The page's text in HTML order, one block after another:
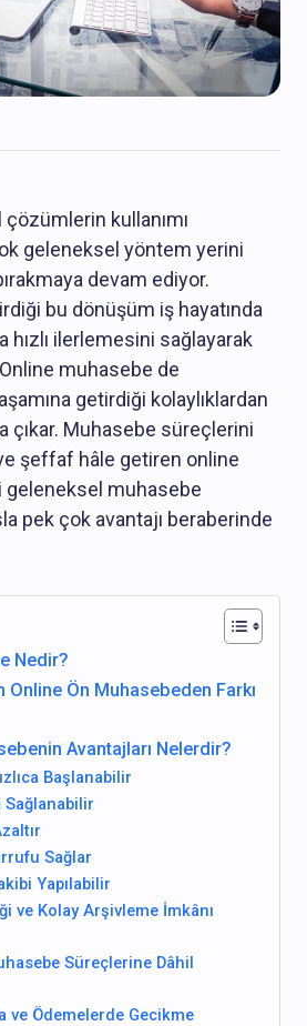
kullanımı
geleneksel yöntem yerini
devam ediyor.
bu dönüşüm iş hayatında
hızlı ilerlemesini sağlayarak
muhasebe de
getirdiği kolaylıklardan
çıkar. Muhasebe süreçlerini
şeffaf hâle getiren online
muhasebe
pek çok avantajı beraberinde
Nedir?
Online Ön Muhasebeden Farkı
Avantajları Nelerdir?
Başlanabilir
Sağlanabilir
Sağlar
Yapılabilir
ve Kolay Arşivleme İmkânı
Süreçlerine Dâhil
ve Ödemelerde Gecikme